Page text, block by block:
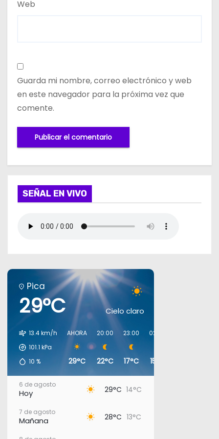
Web
Guarda mi nombre, correo electrónico y web
en este navegador para la próxima vez que
comente.
SEÑAL EN VIVO
Pica
29°C Cielo claro
13.4 km/h
101.1 kPa
10 %
AHORA
29°C
20:00
22°C
23:00
17°C
02:00
15°C
6 de agosto
Hoy 29°C 14°C
7 de agosto
Mañana 28°C 13°C